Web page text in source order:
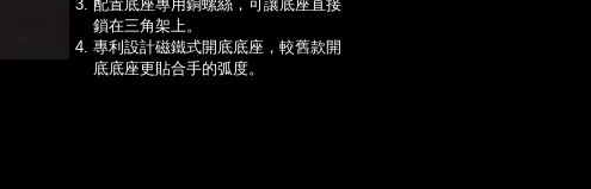
配置底座專用銅螺絲，可讓底座直接
鎖在三角架上。
專利設計磁鐵式開底底座，較舊款開
底底座更貼合手的弧度。